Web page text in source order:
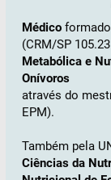
Médico
(CRM/SP
Metabólica e
Onívoros
através do
EPM).
Também pela
Ciências da